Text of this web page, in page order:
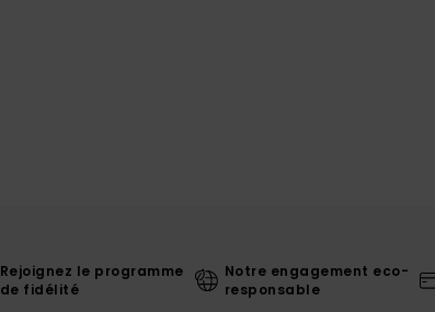
Rejoignez le programme
de fidélité
Notre engagement eco-
responsable